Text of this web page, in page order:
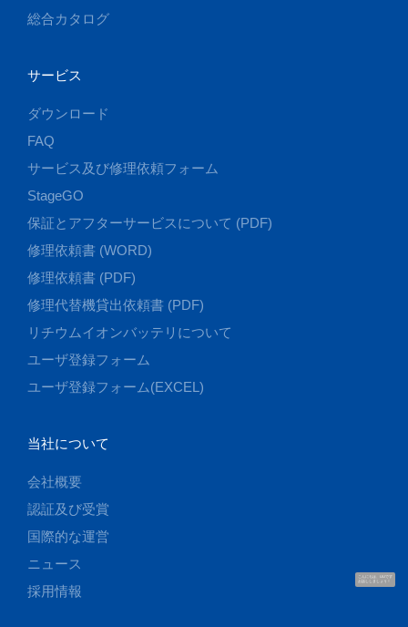
こんにちは、UUです
お話ししましょう！
総合カタログ
サービス
ダウンロード
FAQ
サービス及び修理依頼フォーム
StageGO
保証とアフターサービスについて (PDF)
修理依頼書 (WORD)
修理依頼書 (PDF)
修理代替機貸出依頼書 (PDF)
リチウムイオンバッテリについて
ユーザ登録フォーム
ユーザ登録フォーム(EXCEL)
当社について
会社概要
認証及び受賞
国際的な運営
ニュース
採用情報